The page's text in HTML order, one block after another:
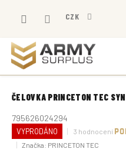
CZK
ČELOVKA PRINCETON TEC
795626024294
VYPRODÁNO
Průměrné
3 hodnocení
Značka: PRINCETON TEC